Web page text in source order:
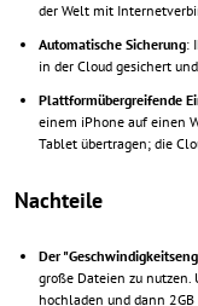
der Welt mit
Automatische Sicherung:
in der Cloud gesichert
Plattformübergreifende
einem iPhone auf einen
Tablet übertragen; die
Nachteile
Der
große Dateien zu nutzen.
hochladen und dann